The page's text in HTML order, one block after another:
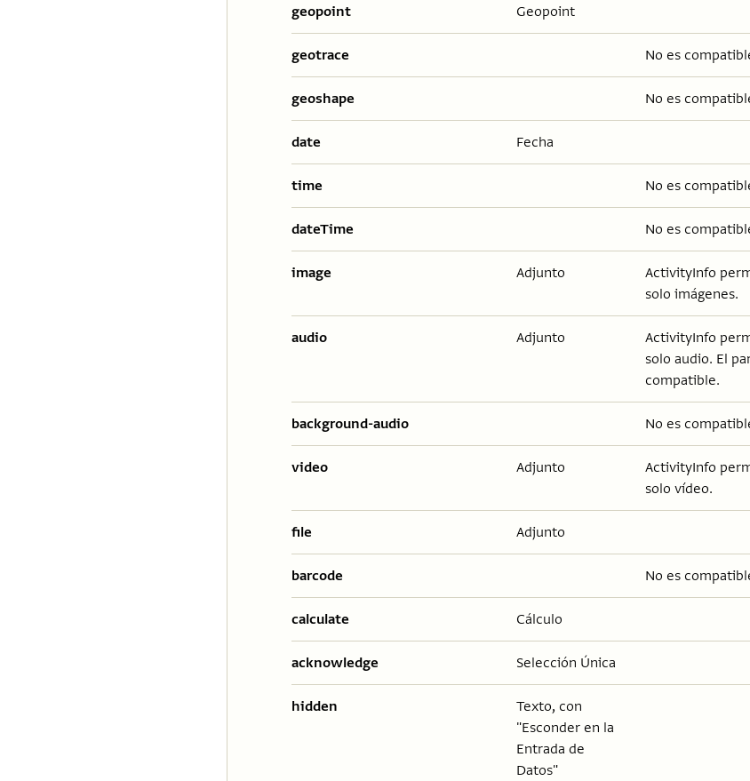
geopoint Geopoint
geotrace No es
geoshape No es
date Fecha
time No es
dateTime No es
image Adjunto
ActivityInfo
solo imágenes.
audio Adjunto
ActivityInfo
solo audio. El
compatible.
background-audio No es
video Adjunto
ActivityInfo
solo vídeo.
file Adjunto
barcode No es
calculate Cálculo
acknowledge Selección Única
hidden
Texto, con
"Esconder en la
Entrada de
Datos"